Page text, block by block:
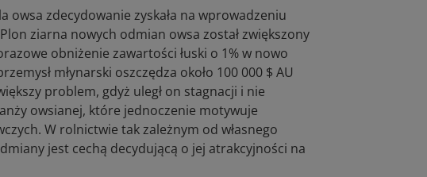
owsa zdecydowanie zyskała na wprowadzeniu
ziarna nowych odmian owsa został zwiększony
obniżenie zawartości łuski o 1% w nowo
młynarski oszczędza około 100 000 $ AU
problem, gdyż uległ on stagnacji i nie
owsianej, które jednoczenie motywuje
W rolnictwie tak zależnym od własnego
jest cechą decydującą o jej atrakcyjności na